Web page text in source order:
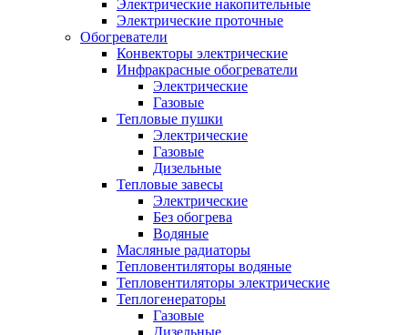
Электрические накопительные
Электрические проточные
Обогреватели
Конвекторы электрические
Инфракрасные обогреватели
Электрические
Газовые
Тепловые пушки
Электрические
Газовые
Дизельные
Тепловые завесы
Электрические
Без обогрева
Водяные
Масляные радиаторы
Тепловентиляторы водяные
Тепловентиляторы электрические
Теплогенераторы
Газовые
Дизельные